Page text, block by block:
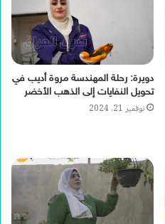
دويرة: رحلة المهندسة مروة أديب في
تحويل النفايات إلى الذهب الأخضر
نوفمبر 21, 2024